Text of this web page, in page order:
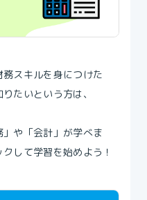
スキルを身につけた
たいという方は、
や「会計」が学べま
して学習を始めよう！